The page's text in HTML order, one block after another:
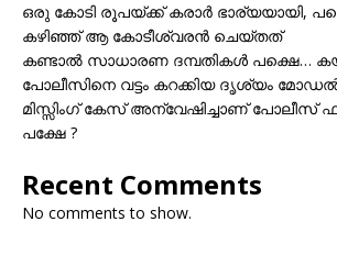
ഒരു കോടി രൂപയ്ക്ക് കരാർ ഭാര്യയായി,
കഴിഞ്ഞ് ആ കോടീശ്വരൻ ചെയ്തത്
കണ്ടാൽ സാധാരണ ദമ്പതികൾ പക്ഷെ…
പോലീസിനെ വട്ടം കറക്കിയ ദൃശ്യം
മിസ്സിംഗ് കേസ് അന്വേഷിച്ചാണ് പോലീസ്
പക്ഷേ ?
Recent Comments
No comments to show.